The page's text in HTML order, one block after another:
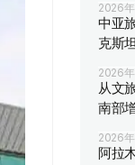
2026
中亚
克斯
2026年
从文
南部
2026
阿拉